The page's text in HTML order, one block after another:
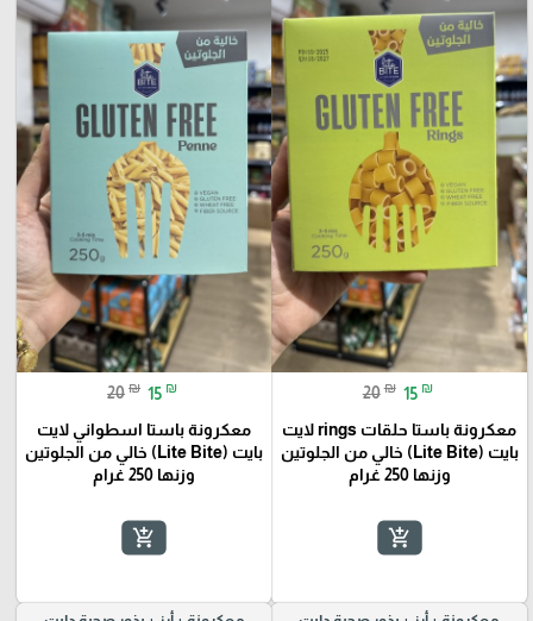
20 ₪ 15 ₪
معكرونة باستا حلقات rings لايت
بايت (Lite Bite) خالي من الجلوتين
وزنها 250 غرام
add_shopping_cart
20 ₪ 15 ₪
معكرونة باستا اسطواني لايت
بايت (Lite Bite) خالي من الجلوتين
وزنها 250 غرام
add_shopping_cart